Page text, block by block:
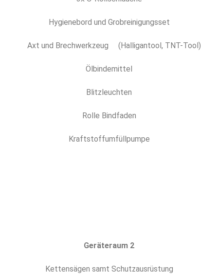
Hygienebord und Grobreinigungsset
Axt und Brechwerkzeug (Halligantool, TNT-Tool)
Ölbindemittel
Blitzleuchten
Rolle Bindfaden
Kraftstoffumfüllpumpe
Geräteraum 2
Kettensägen samt Schutzausrüstung